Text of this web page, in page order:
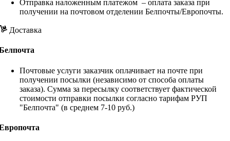
Отправка наложенным платежом – оплата заказа при
получении на почтовом отделении Белпочты/Европочты.
Доставка
Почтовые услуги заказчик оплачивает на почте при
получении посылки (независимо от способа оплаты
заказа). Сумма за пересылку соответствует фактической
стоимости отправки посылки согласно тарифам РУП
"Белпочта" (в среднем 7-10 руб.)